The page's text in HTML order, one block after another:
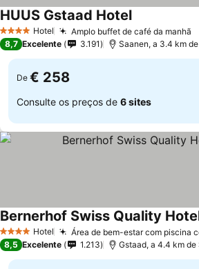
4 EstrelasHotel Amplo buffet de café da manhã
HUUS Gstaad Hotel
8,7 Excelente 3.191 Saanen, a 3.4 km
De € 258
Consulte os preços de 6 sites
4 EstrelasHotel Área de bem-estar com piscina
Bernerhof Swiss Quality
8,5 Excelente 1.213 Gstaad, a 4.4 km de